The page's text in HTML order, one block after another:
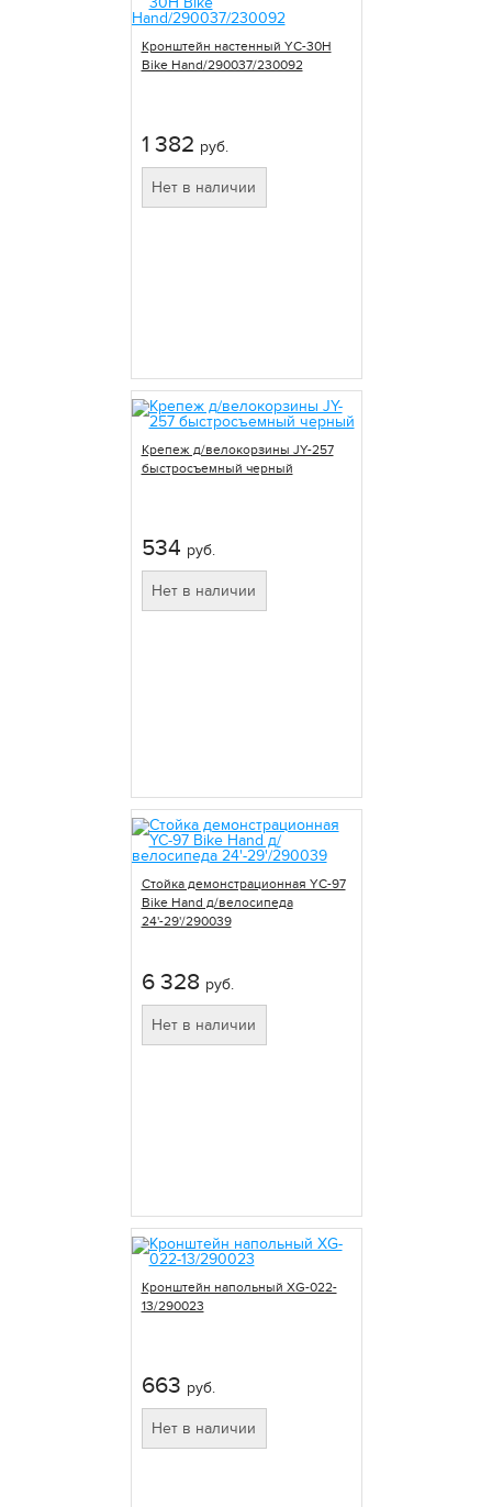
Кронштейн настенный YC-30H
Bike Hand/290037/230092
1 382 руб.
Нет в наличии
Крепеж д/велокорзины JY-257
быстросъемный черный
534 руб.
Нет в наличии
Стойка демонстрационная YC-97
Bike Hand д/велосипеда
24'-29'/290039
6 328 руб.
Нет в наличии
Кронштейн напольный XG-022-
13/290023
663 руб.
Нет в наличии